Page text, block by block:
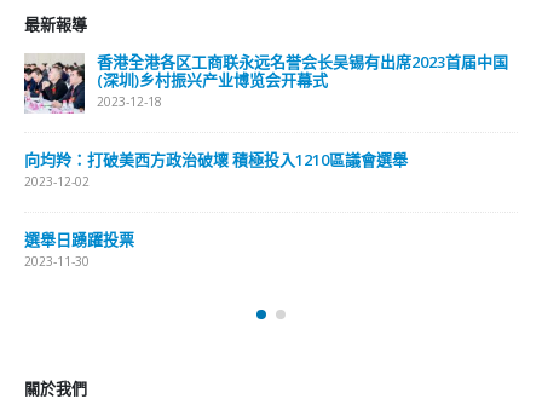
最新報導
香港全港各区工商联永远名誉会长吴锡有出席2023首届中国
(深圳)乡村振兴产业博览会开幕式
2023-12-18
向均羚：打破美西方政治破壞 積極投入1210區議會選舉
2023-12-02
選舉日踴躍投票
2023-11-30
關於我們